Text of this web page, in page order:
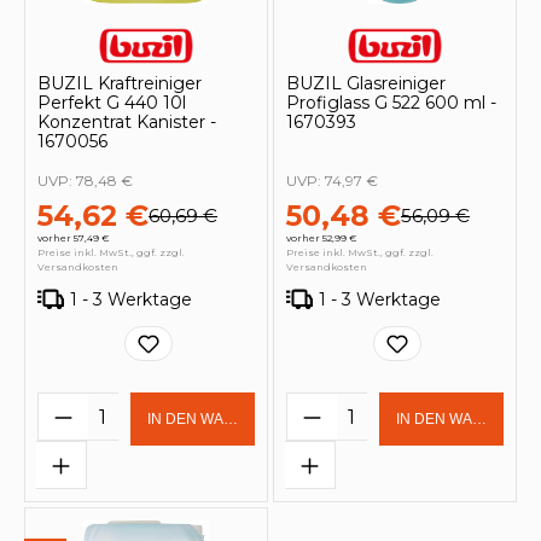
BUZIL Kraftreiniger
Perfekt G 440 10l
Konzentrat Kanister -
1670056
54,62 €60,69 €
vorher 57,49 €
UVP: 78,48 €
Preise inkl. MwSt., ggf. zzgl.
Versandkosten
1 - 3 Werktage
Produkt Anzahl: Gib den
IN DEN WARENKORB
BUZIL Glasreiniger
Profiglass G 522 600 ml -
1670393
50,48 €56,09 €
vorher 52,99 €
UVP: 74,97 €
Preise inkl. MwSt., ggf. zzgl.
Versandkosten
1 - 3 Werktage
Produkt Anzahl:
IN DEN